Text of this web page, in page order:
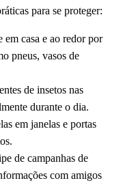
para se proteger:
em casa e ao redor por
pneus, vasos de
de insetos nas
durante o dia.
em janelas e portas
de campanhas de
com amigos